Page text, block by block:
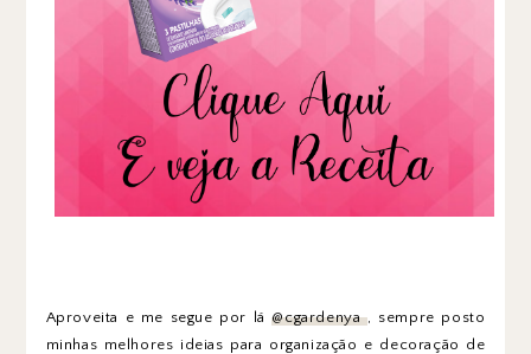
Aproveita e me segue por lá@cgardenya, sempre posto
minhas melhores ideias para organização e decoração de